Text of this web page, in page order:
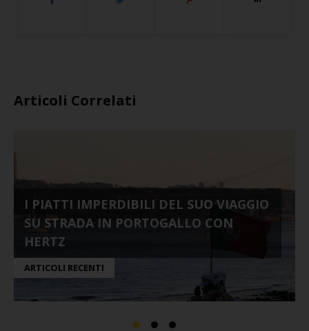
Articoli Correlati
I PIATTI IMPERDIBILI DEL SUO VIAGGIO
SU STRADA IN PORTOGALLO CON
HERTZ
ARTICOLI RECENTI